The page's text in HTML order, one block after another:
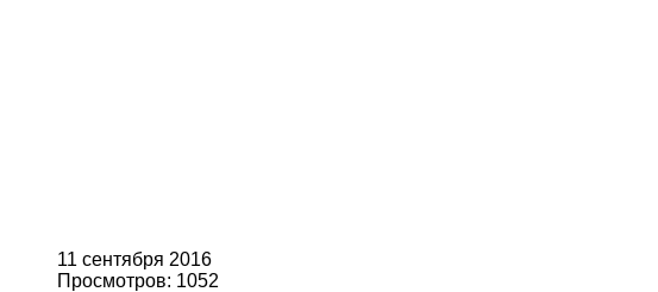
11 сентября 2016
Просмотров: 1052